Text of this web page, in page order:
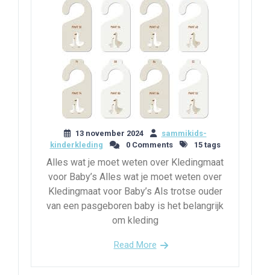
13 november 2024
sammikids-
kinderkleding
0 Comments 15 tags
Alles wat je moet weten over Kledingmaat
voor Baby’s Alles wat je moet weten over
Kledingmaat voor Baby’s Als trotse ouder
van een pasgeboren baby is het belangrijk
om kleding
Read More